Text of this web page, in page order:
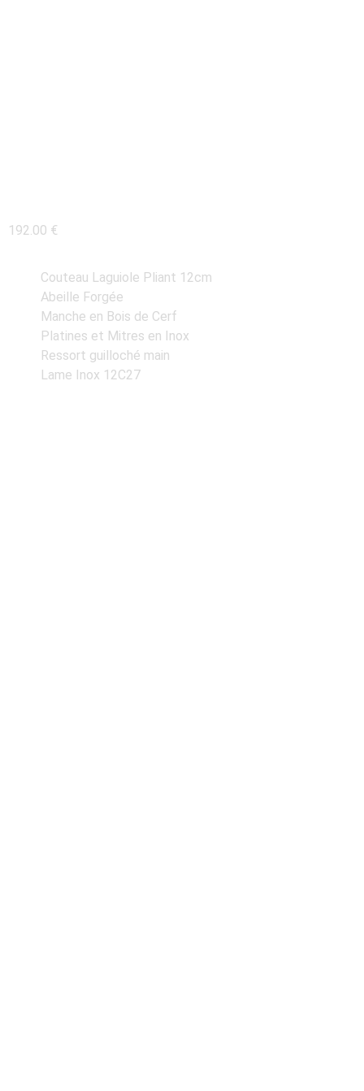
192.00 €
Couteau Laguiole Pliant 12cm
Abeille Forgée
Manche en Bois de Cerf
Platines et Mitres en Inox
Ressort guilloché main
Lame Inox 12C27